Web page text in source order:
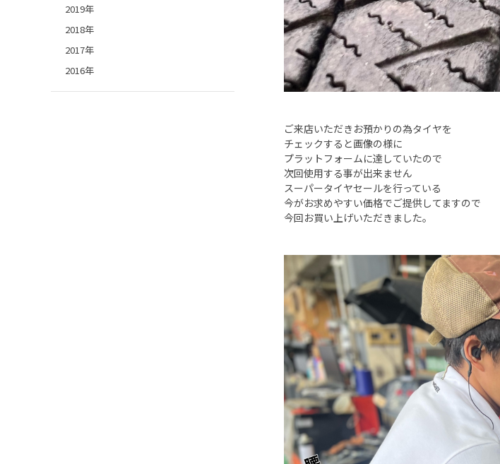
ご来店いただきお預かりの為タイヤを
チェックすると画像の様に
プラットフォームに達していたので
次回使用する事が出来ません
スーパータイヤセールを行っている
今がお求めやすい価格でご提供してますので
今回お買い上げいただきました。
2019年
2018年
2017年
2016年